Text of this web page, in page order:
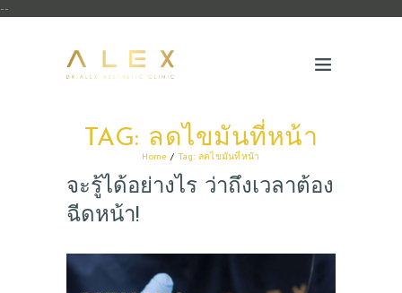
--
TAG: ลดไขมันที่หน้า
Home Tag: ลดไขมันที่หน้า
จะรู้ได้อย่างไร ว่าถึงเวลาต้อง
ฉีดหน้า!